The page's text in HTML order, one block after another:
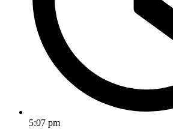
5:07 pm